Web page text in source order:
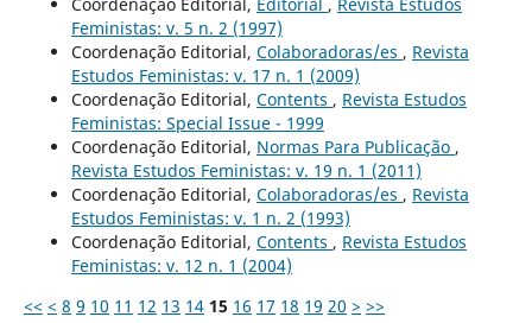
Feministas: v. 5 n. 2 (1997)
Coordenação Editorial, Colaboradoras/es , Revista
Estudos Feministas: v. 17 n. 1 (2009)
Coordenação Editorial, Contents , Revista Estudos
Feministas: Special Issue - 1999
Coordenação Editorial, Normas Para Publicação ,
Revista Estudos Feministas: v. 19 n. 1 (2011)
Coordenação Editorial, Colaboradoras/es , Revista
Estudos Feministas: v. 1 n. 2 (1993)
Coordenação Editorial, Contents , Revista Estudos
Feministas: v. 12 n. 1 (2004)
<< < 8 9 10 11 12 13 14 15 16 17 18 19 20 > >>